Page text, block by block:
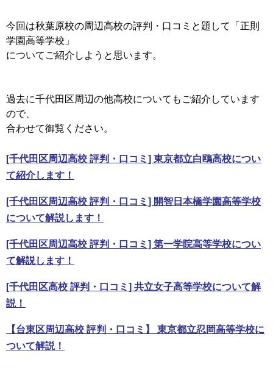
今回は秋葉原校の周辺高校の評判・口コミと題して「正則
学園高等学校」
についてご紹介しようと思います。
過去に千代田区周辺の他高校についてもご紹介しています
ので、
合わせて御覧ください。
[千代田区周辺高校 評判・口コミ] 東京都立白鴎高校につい
て紹介します！
[千代田区周辺高校 評判・口コミ] 開智日本橋学園高等学校
について解説します！
[千代田区周辺高校 評判・口コミ] 第一学院高等学校につい
て解説します！
[千代田区高校 評判・口コミ] 共立女子高等学校について解
説！
【台東区周辺高校 評判・口コミ】 東京都立忍岡高等学校に
ついて解説！